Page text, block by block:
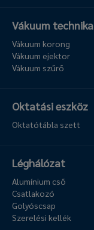
Vákuum technika
Vákuum korong
Vákuum ejektor
Vákuum szűrő
Oktatási eszköz
Oktatótábla szett
Léghálózat
Alumínium cső
Csatlakozó
Golyóscsap
Szerelési kellék